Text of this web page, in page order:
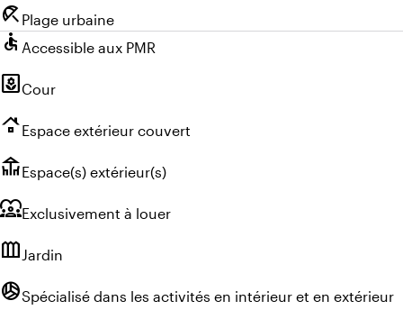
beach_access Plage urbaine
accessible Accessible aux PMR
yardCour
roofingEspace extérieur couvert
deckEspace(s) extérieur(s)
diversity_1Exclusivement à louer
outdoor_gardenJardin
sports_volleyballSpécialisé dans les activités en intérieur et en extérieur